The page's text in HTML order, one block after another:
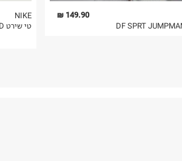
NIKE
טי שירט NSW TEE STD
149.90 ₪